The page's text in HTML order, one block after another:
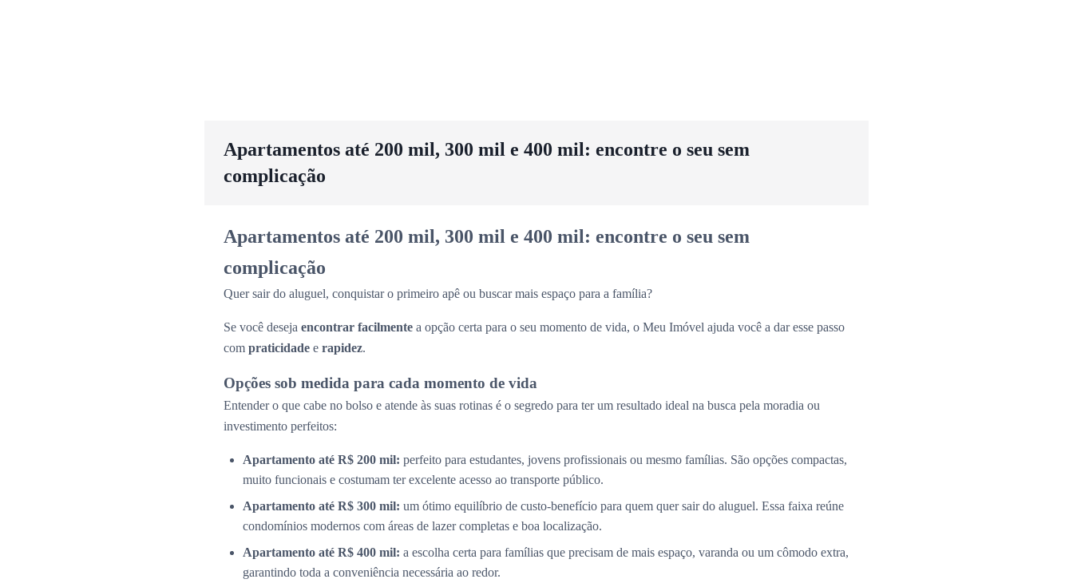
Apartamentos até 200 mil, 300 mil e 400 mil: encontre o seu sem
complicação
Apartamentos até 200 mil, 300 mil e 400 mil: encontre o seu sem
complicação
Quer sair do aluguel, conquistar o primeiro apê ou buscar mais espaço para a família?
Se você deseja encontrar facilmente a opção certa para o seu momento de vida, o Meu Imóvel ajuda você a dar esse passo
com praticidade e rapidez.
Opções sob medida para cada momento de vida
Entender o que cabe no bolso e atende às suas rotinas é o segredo para ter um resultado ideal na busca pela moradia ou
investimento perfeitos:
Apartamento até R$ 200 mil: perfeito para estudantes, jovens profissionais ou mesmo famílias. São opções compactas,
muito funcionais e costumam ter excelente acesso ao transporte público.
Apartamento até R$ 300 mil: um ótimo equilíbrio de custo-benefício para quem quer sair do aluguel. Essa faixa reúne
condomínios modernos com áreas de lazer completas e boa localização.
Apartamento até R$ 400 mil: a escolha certa para famílias que precisam de mais espaço, varanda ou um cômodo extra,
garantindo toda a conveniência necessária ao redor.